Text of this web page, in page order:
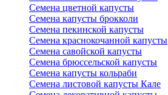
Семена цветной капусты
Семена капусты брокколи
Семена пекинской капусты
Семена краснокочанной капусты
Семена савойской капусты
Семена брюссельской капусты
Семена капусты кольраби
Семена листовой капусты Кале